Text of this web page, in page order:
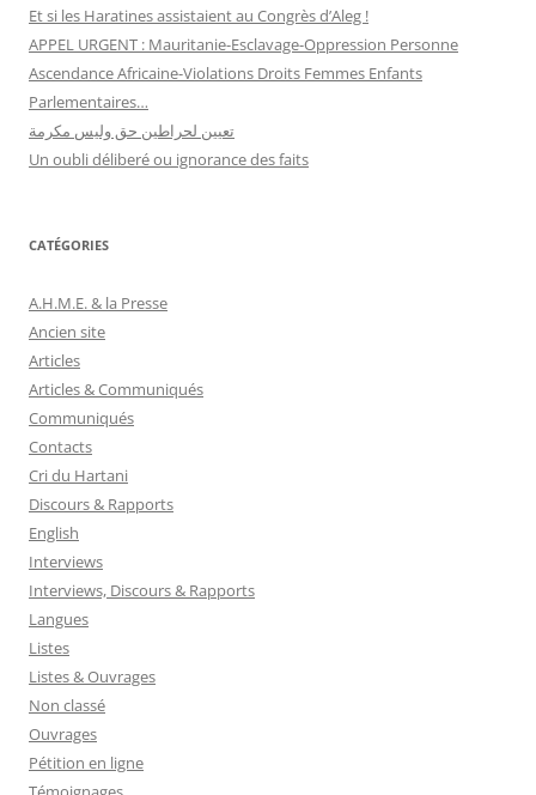
Et si les Haratines assistaient au Congrès d’Aleg !
APPEL URGENT : Mauritanie-Esclavage-Oppression Personne
Ascendance Africaine-Violations Droits Femmes Enfants
Parlementaires…
تعيين لحراطين حق وليس مكرمة
Un oubli déliberé ou ignorance des faits
CATÉGORIES
A.H.M.E. & la Presse
Ancien site
Articles
Articles & Communiqués
Communiqués
Contacts
Cri du Hartani
Discours & Rapports
English
Interviews
Interviews, Discours & Rapports
Langues
Listes
Listes & Ouvrages
Non classé
Ouvrages
Pétition en ligne